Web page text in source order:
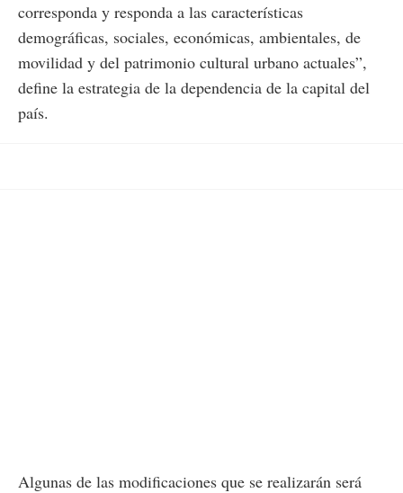
corresponda y responda a las características
demográficas, sociales, económicas, ambientales, de
movilidad y del patrimonio cultural urbano actuales”,
define la estrategia de la dependencia de la capital del
país.
Algunas de las modificaciones que se realizarán será